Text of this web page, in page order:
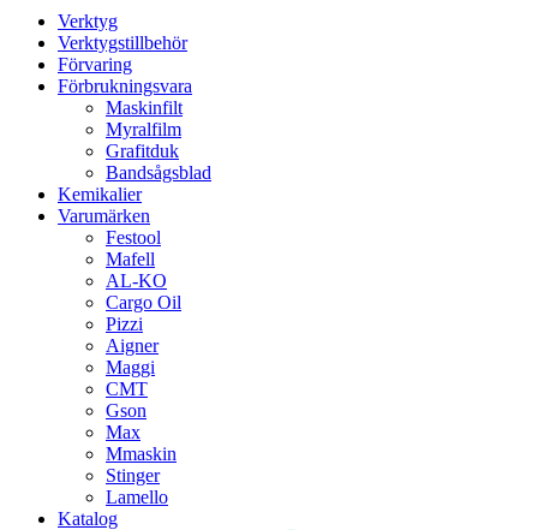
Verktyg
Verktygstillbehör
Förvaring
Förbrukningsvara
Maskinfilt
Myralfilm
Grafitduk
Bandsågsblad
Kemikalier
Varumärken
Festool
Mafell
AL-KO
Cargo Oil
Pizzi
Aigner
Maggi
CMT
Gson
Max
Mmaskin
Stinger
Lamello
Katalog